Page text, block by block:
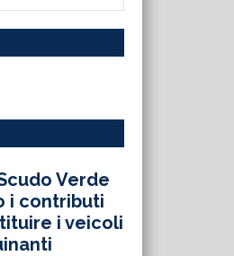
Verde
i contributi
i veicoli